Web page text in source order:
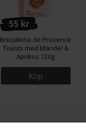
55 kr
Biscuiterie de Provence
Toasts med Mandel &
Aprikos 120g
Köp